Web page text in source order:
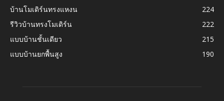
บ้านโมเดิร์นทรงแหงน
224
รีวิวบ้านทรงโมเดิร์น
222
แบบบ้านชั้นเดียว
215
แบบบ้านยกพื้นสูง
190